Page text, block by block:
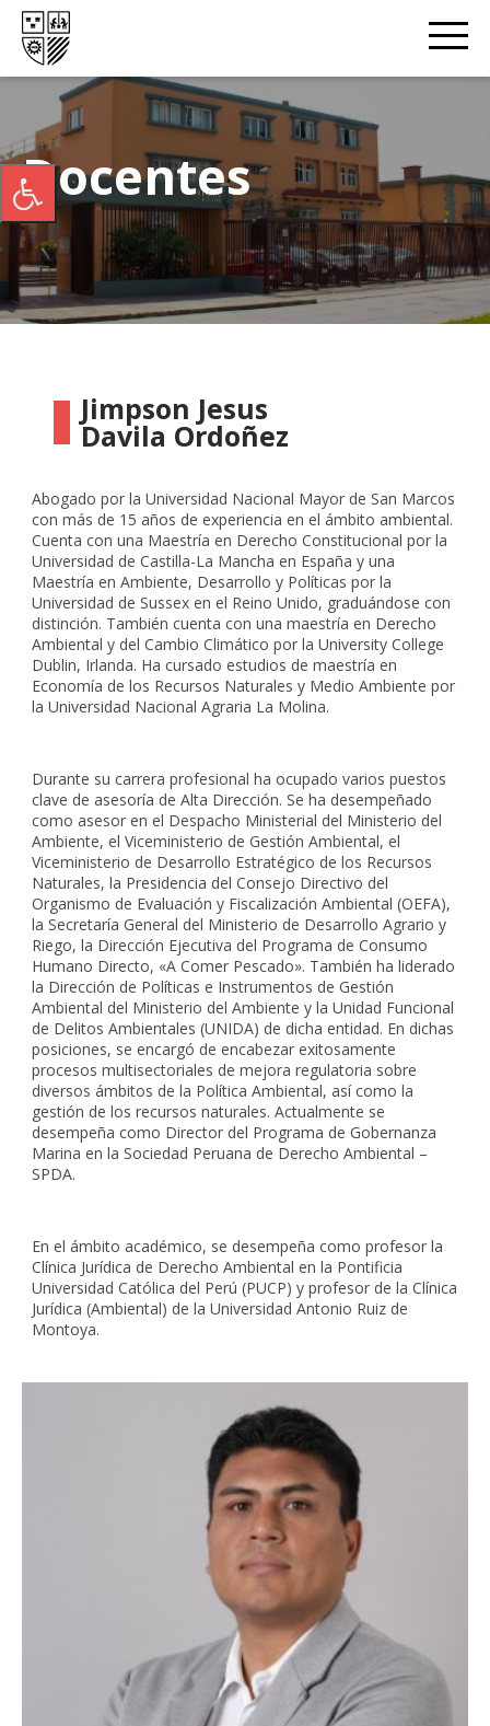
Docentes
Jimpson Jesus
Davila Ordoñez
Abogado por la Universidad Nacional Mayor de San Marcos
con más de 15 años de experiencia en el ámbito ambiental.
Cuenta con una Maestría en Derecho Constitucional por la
Universidad de Castilla-La Mancha en España y una
Maestría en Ambiente, Desarrollo y Políticas por la
Universidad de Sussex en el Reino Unido, graduándose con
distinción. También cuenta con una maestría en Derecho
Ambiental y del Cambio Climático por la University College
Dublin, Irlanda. Ha cursado estudios de maestría en
Economía de los Recursos Naturales y Medio Ambiente por
la Universidad Nacional Agraria La Molina.
Durante su carrera profesional ha ocupado varios puestos
clave de asesoría de Alta Dirección. Se ha desempeñado
como asesor en el Despacho Ministerial del Ministerio del
Ambiente, el Viceministerio de Gestión Ambiental, el
Viceministerio de Desarrollo Estratégico de los Recursos
Naturales, la Presidencia del Consejo Directivo del
Organismo de Evaluación y Fiscalización Ambiental (OEFA),
la Secretaría General del Ministerio de Desarrollo Agrario y
Riego, la Dirección Ejecutiva del Programa de Consumo
Humano Directo, «A Comer Pescado». También ha liderado
la Dirección de Políticas e Instrumentos de Gestión
Ambiental del Ministerio del Ambiente y la Unidad Funcional
de Delitos Ambientales (UNIDA) de dicha entidad. En dichas
posiciones, se encargó de encabezar exitosamente
procesos multisectoriales de mejora regulatoria sobre
diversos ámbitos de la Política Ambiental, así como la
gestión de los recursos naturales. Actualmente se
desempeña como Director del Programa de Gobernanza
Marina en la Sociedad Peruana de Derecho Ambiental –
SPDA.
En el ámbito académico, se desempeña como profesor la
Clínica Jurídica de Derecho Ambiental en la Pontificia
Universidad Católica del Perú (PUCP) y profesor de la Clínica
Jurídica (Ambiental) de la Universidad Antonio Ruiz de
Montoya.